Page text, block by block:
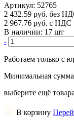
Артикул: 52765
2 432.59 руб. без
2 967.76 руб. с НДС
В наличии: 17 шт
-
Работаем только с
Минимальная сумма
выберите ещё
В корзину